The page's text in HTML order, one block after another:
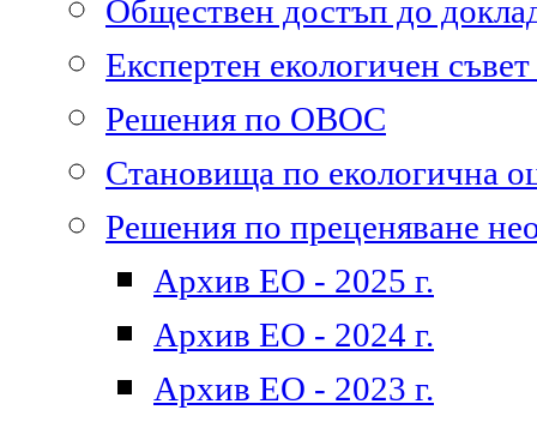
Обществен достъп до
Експертен екологичен
Решения по ОВОС
Становища по екологична
Решения по преценяване
Архив ЕО - 2025 г.
Архив ЕО - 2024 г.
Архив ЕО - 2023 г.